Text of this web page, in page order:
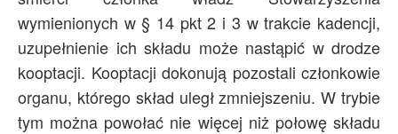
wymienionych w § 14 pkt 2 i 3 w trakcie kadencji,
uzupełnienie ich składu może nastąpić w drodze
kooptacji. Kooptacji dokonują pozostali członkowie
organu, którego skład uległ zmniejszeniu. W trybie
tym można powołać nie więcej niż połowę składu